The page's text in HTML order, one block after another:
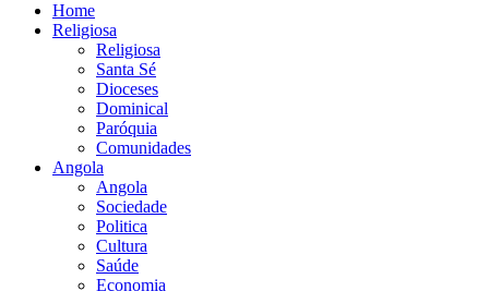
Home
Religiosa
Religiosa
Santa Sé
Dioceses
Dominical
Paróquia
Comunidades
Angola
Angola
Sociedade
Politica
Cultura
Saúde
Economia